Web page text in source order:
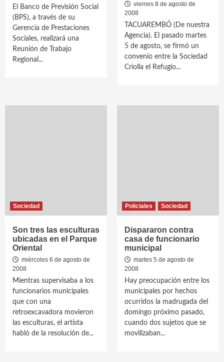
El Banco de Previsión Social
(BPS), a través de su
Gerencia de Prestaciones
Sociales, realizará una
Reunión de Trabajo
Regional...
viernes 8 de agosto de
2008
TACUAREMBÓ (De nuestra
Agencia). El pasado martes
5 de agosto, se firmó un
convenio entre la Sociedad
Criolla el Refugio...
Sociedad
Son tres las esculturas
ubicadas en el Parque
Oriental
miércoles 6 de agosto de
2008
Mientras supervisaba a los
funcionarios municipales
que con una
retroexcavadora movieron
las esculturas, el artista
habló de la resolución de...
Policiales Sociedad
Dispararon contra
casa de funcionario
municipal
martes 5 de agosto de
2008
Hay preocupación entre los
municipales por hechos
ocurridos la madrugada del
domingo próximo pasado,
cuando dos sujetos que se
movilizaban...